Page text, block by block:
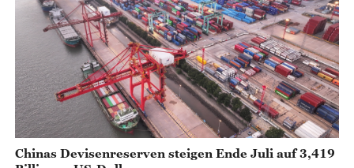
Chinas Devisenreserven steigen Ende Juli auf 3,419